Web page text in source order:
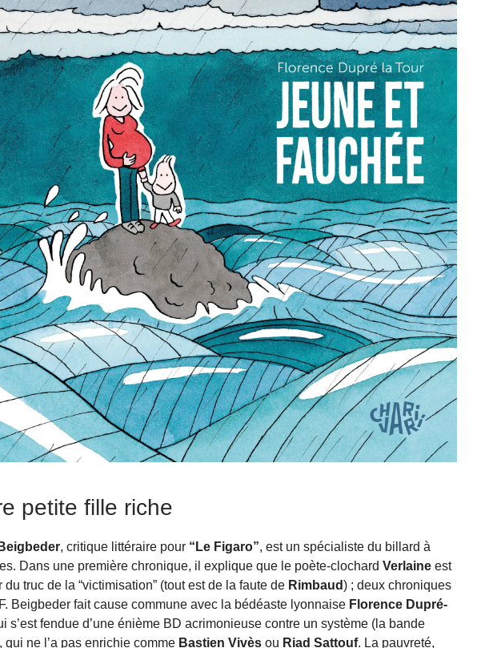
petite fille riche
, critique littéraire pour “Le Figaro”, est un spécialiste du billard à
Dans une première chronique, il explique que le poète-clochard Verlaine est
du truc de la “victimisation” (tout est de la faute de Rimbaud) ; deux chroniques
Beigbeder fait cause commune avec la bédéaste lyonnaise Florence Dupré-
s’est fendue d’une énième BD acrimonieuse contre un système (la bande
qui ne l’a pas enrichie comme Bastien Vivès ou Riad Sattouf. La pauvreté,